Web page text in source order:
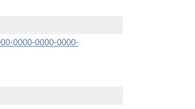
0000-0000-0000-